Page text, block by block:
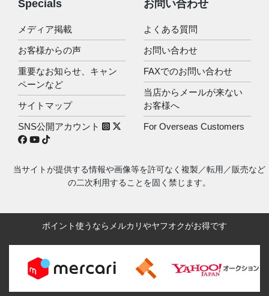
Specials
メディア掲載
お客様からの声
重要なお知らせ、キャン
ペーンなど
サイトマップ
SNS公開アカウント
お問い合わせ
よくある質問
お問い合わせ
FAXでのお問い合わせ
当店からメールが来ない
お客様へ
For Overseas Customers
当サイトが提供する情報や画像等を許可なく複製／転用／販売など
の二次利用することを固く禁じます。
ポイント使うならメルカリやヤフオクがお得です